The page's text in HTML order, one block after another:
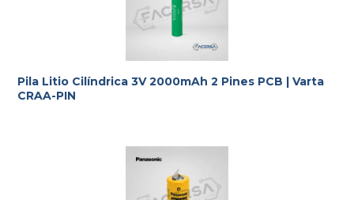
Pila Litio Cilíndrica 3V 2000mAh 2 Pines PCB | Varta
CRAA-PIN